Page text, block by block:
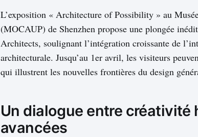
L’exposition « Architecture of Possibility » au
(MOCAUP) de Shenzhen propose une plongée
Architects, soulignant l’intégration croissante de
architecturale. Jusqu’au 1er avril, les visiteurs
qui illustrent les nouvelles frontières du design
Un dialogue entre
avancées